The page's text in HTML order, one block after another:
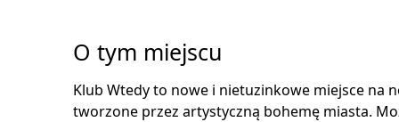
O tym miejscu
Klub Wtedy to nowe i nietuzinkowe miejsce na
tworzone przez artystyczną bohemę miasta.